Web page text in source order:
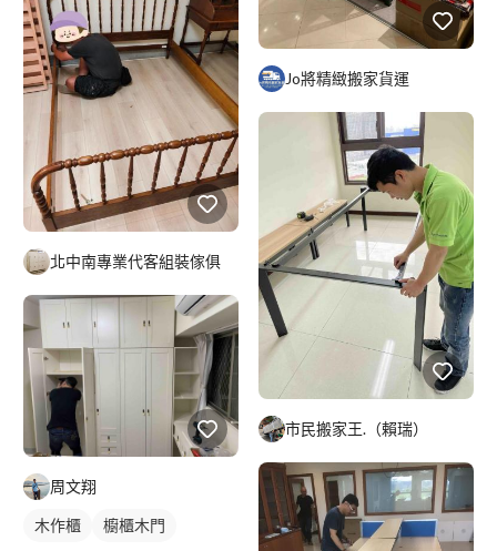
北中南專業代客組裝傢俱
周文翔
木作櫃 櫥櫃木門
Jo將精緻搬家貨運
市民搬家王.（賴瑞）